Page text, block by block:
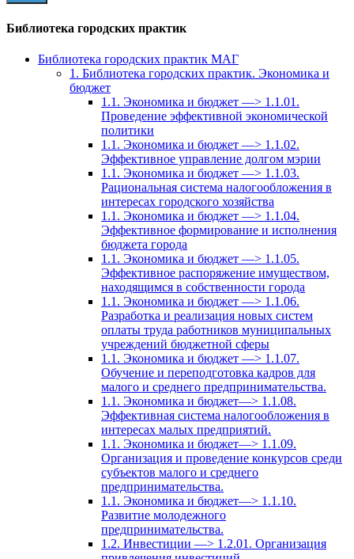
Библиотека городских практик
Библиотека городских практик МАГ
1. Библиотека городских практик. Экономика и
бюджет
1.1. Экономика и бюджет —> 1.1.01.
Проведение эффективной экономической
политики
1.1. Экономика и бюджет —> 1.1.02.
Эффективное управление долгом мэрии
1.1. Экономика и бюджет —> 1.1.03.
Рациональная система налогообложения в
интересах городского хозяйства
1.1. Экономика и бюджет —> 1.1.04.
Эффективное формирование и исполнения
бюджета города
1.1. Экономика и бюджет —> 1.1.05.
Эффективное распоряжение имуществом,
находящимся в собственности города
1.1. Экономика и бюджет —> 1.1.06.
Разработка и реализация новых систем
оплаты труда работников муниципальных
учреждений бюджетной сферы
1.1. Экономика и бюджет —> 1.1.07.
Обучение и переподготовка кадров для
малого и среднего предпринимательства.
1.1. Экономика и бюджет—> 1.1.08.
Эффективная система налогообложения в
интересах малых предприятий.
1.1. Экономика и бюджет—> 1.1.09.
Организация и проведение конкурсов среди
субъектов малого и среднего
предпринимательства.
1.1. Экономика и бюджет—> 1.1.10.
Развитие молодежного
предпринимательства.
1.2. Инвестиции —> 1.2.01. Организация